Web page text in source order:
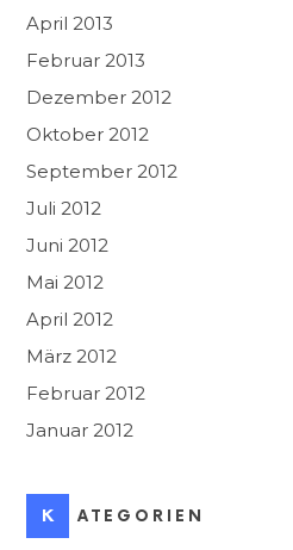
April 2013
Februar 2013
Dezember 2012
Oktober 2012
September 2012
Juli 2012
Juni 2012
Mai 2012
April 2012
März 2012
Februar 2012
Januar 2012
KATEGORIEN